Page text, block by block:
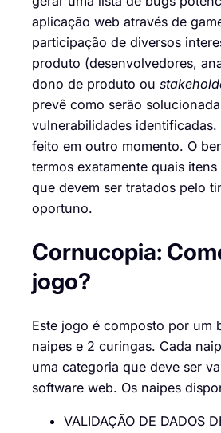
aplicação web através de
participação de diversos
produto (desenvolvedores,
dono de produto ou
prevê como serão
vulnerabilidades identificadas.
feito em outro momento. O
termos exatamente quais
que devem ser tratados pelo
oportuno.
Cornucopia:
jogo?
Este jogo é composto por um
naipes e 2 curingas. Cada
uma categoria que deve ser
software web. Os naipes
VALIDAÇÃO DE DADOS